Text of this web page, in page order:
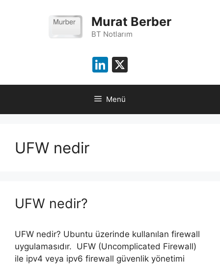
Murat Berber
BT Notlarım
LinkedIn
Menü
UFW nedir
UFW nedir?
UFW nedir? Ubuntu üzerinde kullanılan firewall
uygulamasıdır. UFW (Uncomplicated Firewall)
ile ipv4 veya ipv6 firewall güvenlik yönetimi